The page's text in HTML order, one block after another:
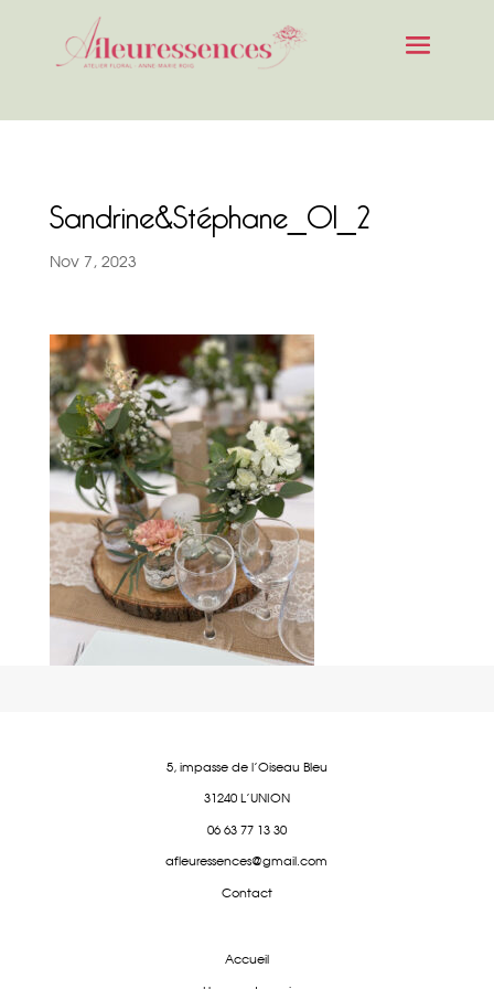
Sandrine&Stéphane_01_2
Nov 7, 2023
5, impasse de l'Oiseau Bleu
31240 L'UNION
06 63 77 13 30
afleuressences@gmail.com
Contact
Accueil